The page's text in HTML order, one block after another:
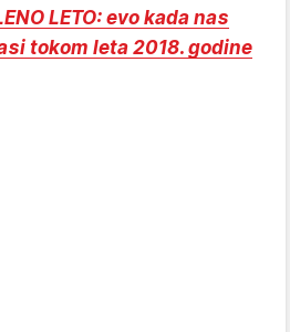
LETO: evo kada nas
tokom leta 2018. godine